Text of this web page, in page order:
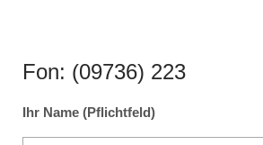
Fon: (09736) 223
Ihr Name (Pflichtfeld)